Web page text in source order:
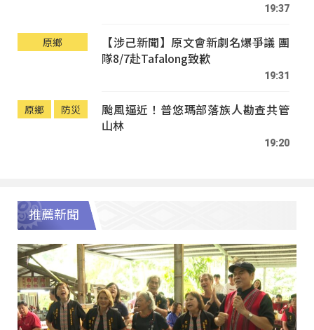
19:37
原鄉
【涉己新聞】原文會新劇名爆爭議 團
隊8/7赴Tafalong致歉
19:31
原鄉 防災
颱風逼近！普悠瑪部落族人勘查共管
山林
19:20
推薦新聞